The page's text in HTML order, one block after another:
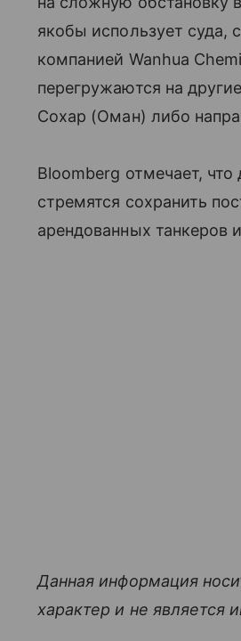
якобы использует суда,
компанией Wanhua
перегружаются на
Сохар (Оман) либо
Bloomberg отмечает,
стремятся сохранить
арендованных танкеров
Данная информация
характер и не является